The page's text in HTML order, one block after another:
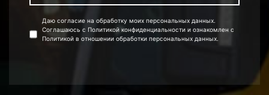
Даю согласие на обработку моих персональных данных.
Соглашаюсь с Политикой конфиденциальности и ознакомлен с
Политикой в отношении обработки персональных данных.